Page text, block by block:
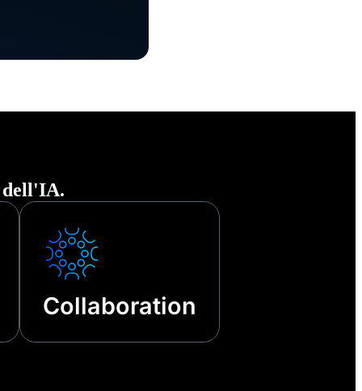
dell'IA.
Collaboration